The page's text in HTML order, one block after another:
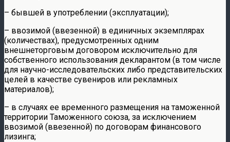
– бывшей в употреблении (эксплуатации);
– ввозимой (ввезенной) в единичных экземплярах
(количествах), предусмотренных одним
внешнеторговым договором исключительно для
собственного использования декларантом (в том числе
для научно-исследовательских либо представительских
целей в качестве сувениров или рекламных
материалов);
– в случаях ее временного размещения на таможенной
территории Таможенного союза, за исключением
ввозимой (ввезенной) по договорам финансового
лизинга;